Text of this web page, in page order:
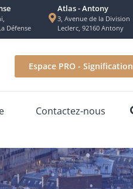
Défense
Atlas - Antony
3, Avenue de la Division
Leclerc, 92160 Antony
Espace PRO - Signification
Contactez-nous